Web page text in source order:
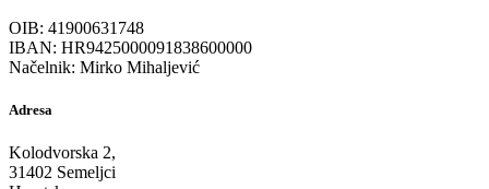
OIB: 41900631748
IBAN: HR9425000091838600000
Načelnik: Mirko Mihaljević
Adresa
Kolodvorska 2,
31402 Semeljci